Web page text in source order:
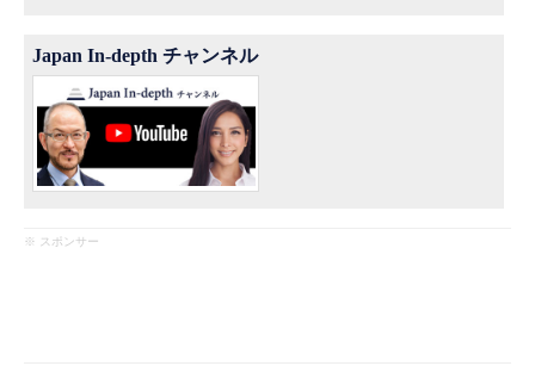
Japan In-depth チャンネル
※ スポンサー